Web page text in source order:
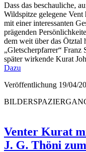
Dass das beschauliche,
Wildspitze gelegene Vent
mit einer interessanten
prägenden
dem weit über das Ötztal
„Gletscherpfarrer“ Franz
später wirkende Kurat
Dazu
Veröffentlichung 19/04/
Venter Kurat
J. G. Thöni